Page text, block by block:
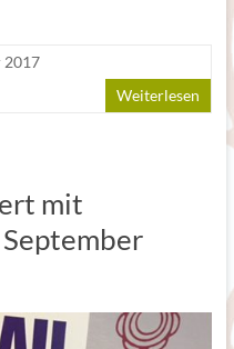
2017
Weiterlesen
mit